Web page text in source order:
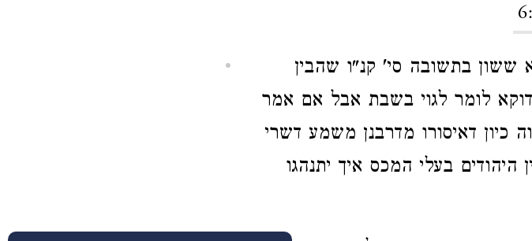
ששון בתשובה סי' קנ"ו שהבין
דוקא לומר לגוי בשבת אבל אם אמר
דאיסורו מדרבנן משמע דשרי
בעלי המכס איך יתנהגו